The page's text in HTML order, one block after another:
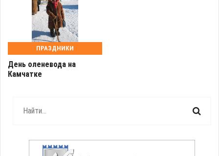
ПРАЗДНИКИ
День оленевода на
Камчатке